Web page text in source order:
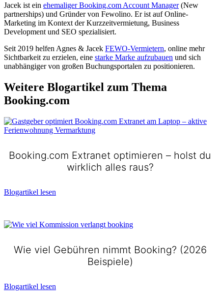
Jacek ist ein ehemaliger Booking.com Account Manager(New
partnerships) und Gründer von Fewolino. Er ist auf Online-
Marketing im Kontext der Kurzzeitvermietung, Business
Development und SEO spezialisiert.
Seit 2019 helfen Agnes & Jacek FEWO-Vermietern, online mehr
Sichtbarkeit zu erzielen, eine starke Marke aufzubauen und sich
unabhängiger von großen Buchungsportalen zu positionieren.
Weitere Blogartikel zum Thema
Booking.com​
Booking.com Extranet optimieren – holst du
wirklich alles raus?
Blogartikel lesen
Wie viel Gebühren nimmt Booking? (2026
Beispiele)
Blogartikel lesen